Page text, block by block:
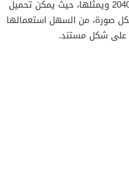
صورة، من السهل استعمالها
على شكل مستند.